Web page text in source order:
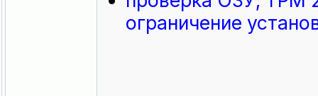
ограничение